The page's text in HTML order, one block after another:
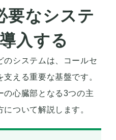
要なシステ
入する
のシステムは、コールセ
える重要な基盤です。
の心臓部となる3つの主
ついて解説します。